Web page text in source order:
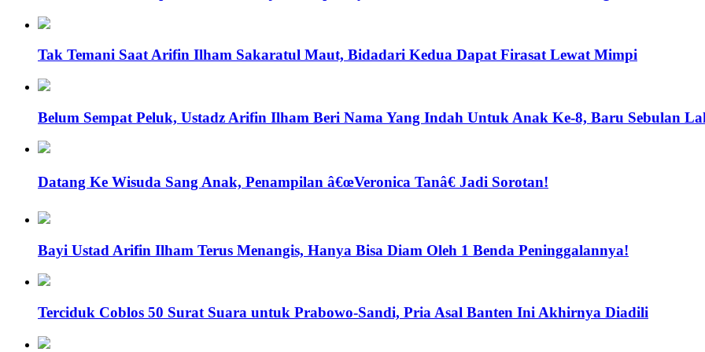
Tak Temani Saat Arifin Ilham Sakaratul Maut, Bidadari Kedua Dapat Firasat Lewat Mimpi
Belum Sempat Peluk, Ustadz Arifin Ilham Beri Nama Yang Indah Untuk Anak Ke-8, Baru Sebulan
Datang Ke Wisuda Sang Anak, Penampilan â€œVeronica Tanâ€ Jadi Sorotan!
Bayi Ustad Arifin Ilham Terus Menangis, Hanya Bisa Diam Oleh 1 Benda Peninggalannya!
Terciduk Coblos 50 Surat Suara untuk Prabowo-Sandi, Pria Asal Banten Ini Akhirnya Diadili